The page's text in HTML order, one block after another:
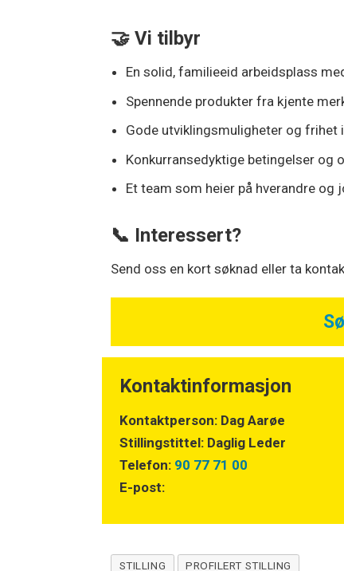
🤝 Vi tilbyr
En solid, familieeid arbeidsplass
Spennende produkter fra kjente
Gode utviklingsmuligheter og frihet
Konkurransedyktige betingelser og
Et team som heier på hverandre og
📞 Interessert?
Send oss en kort søknad eller ta
Kontaktinformasjon
Kontaktperson: Dag Aarøe
Stillingstittel: Daglig Leder
Telefon: 90 77 71 00
E-post:
STILLING PROFILERT STILLING